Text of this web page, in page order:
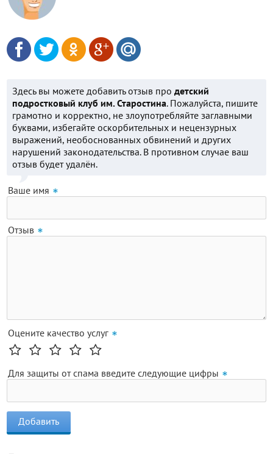
Здесь вы можете добавить отзыв про детский
подростковый клуб им. Старостина. Пожалуйста, пишите
грамотно и корректно, не злоупотребляйте заглавными
буквами, избегайте оскорбительных и нецензурных
выражений, необоснованных обвинений и других
нарушений законодательства. В противном случае ваш
отзыв будет удалён.
Ваше имя
Отзыв
Оцените качество услуг
Для защиты от спама введите следующие цифры